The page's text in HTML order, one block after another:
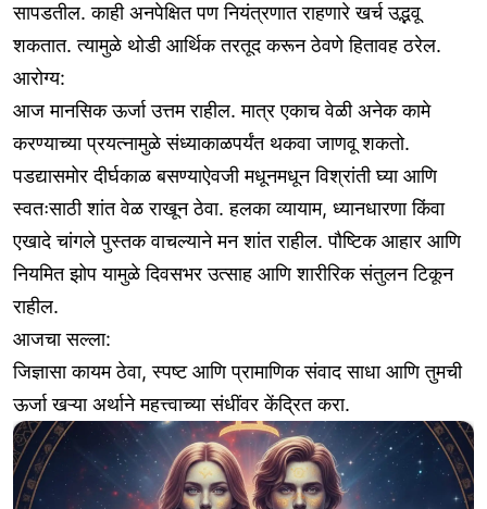
सापडतील. काही अनपेक्षित पण नियंत्रणात राहणारे खर्च उद्भवू
शकतात. त्यामुळे थोडी आर्थिक तरतूद करून ठेवणे हितावह ठरेल.
आरोग्य:
आज मानसिक ऊर्जा उत्तम राहील. मात्र एकाच वेळी अनेक कामे
करण्याच्या प्रयत्नामुळे संध्याकाळपर्यंत थकवा जाणवू शकतो.
पडद्यासमोर दीर्घकाळ बसण्याऐवजी मधूनमधून विश्रांती घ्या आणि
स्वतःसाठी शांत वेळ राखून ठेवा. हलका व्यायाम, ध्यानधारणा किंवा
एखादे चांगले पुस्तक वाचल्याने मन शांत राहील. पौष्टिक आहार आणि
नियमित झोप यामुळे दिवसभर उत्साह आणि शारीरिक संतुलन टिकून
राहील.
आजचा सल्ला:
जिज्ञासा कायम ठेवा, स्पष्ट आणि प्रामाणिक संवाद साधा आणि तुमची
ऊर्जा खऱ्या अर्थाने महत्त्वाच्या संधींवर केंद्रित करा.